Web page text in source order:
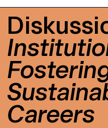
Careers